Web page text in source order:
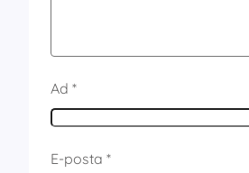
Ad *
E-posta *